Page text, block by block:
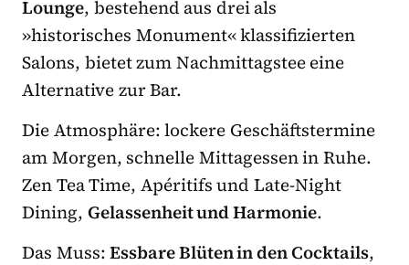
Lounge, bestehend aus drei als
»historisches Monument« klassifizierten
Salons, bietet zum Nachmittagstee eine
Alternative zur Bar.
Die Atmosphäre: lockere Geschäftstermine
am Morgen, schnelle Mittagessen in Ruhe.
Zen Tea Time, Apéritifs und Late-Night
Dining, Gelassenheit und Harmonie.
Das Muss:Essbare Blüten in den Cocktails,